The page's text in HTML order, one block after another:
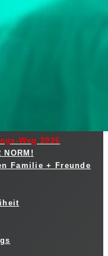
Weg 2026
NORM!
Familie + Freunde